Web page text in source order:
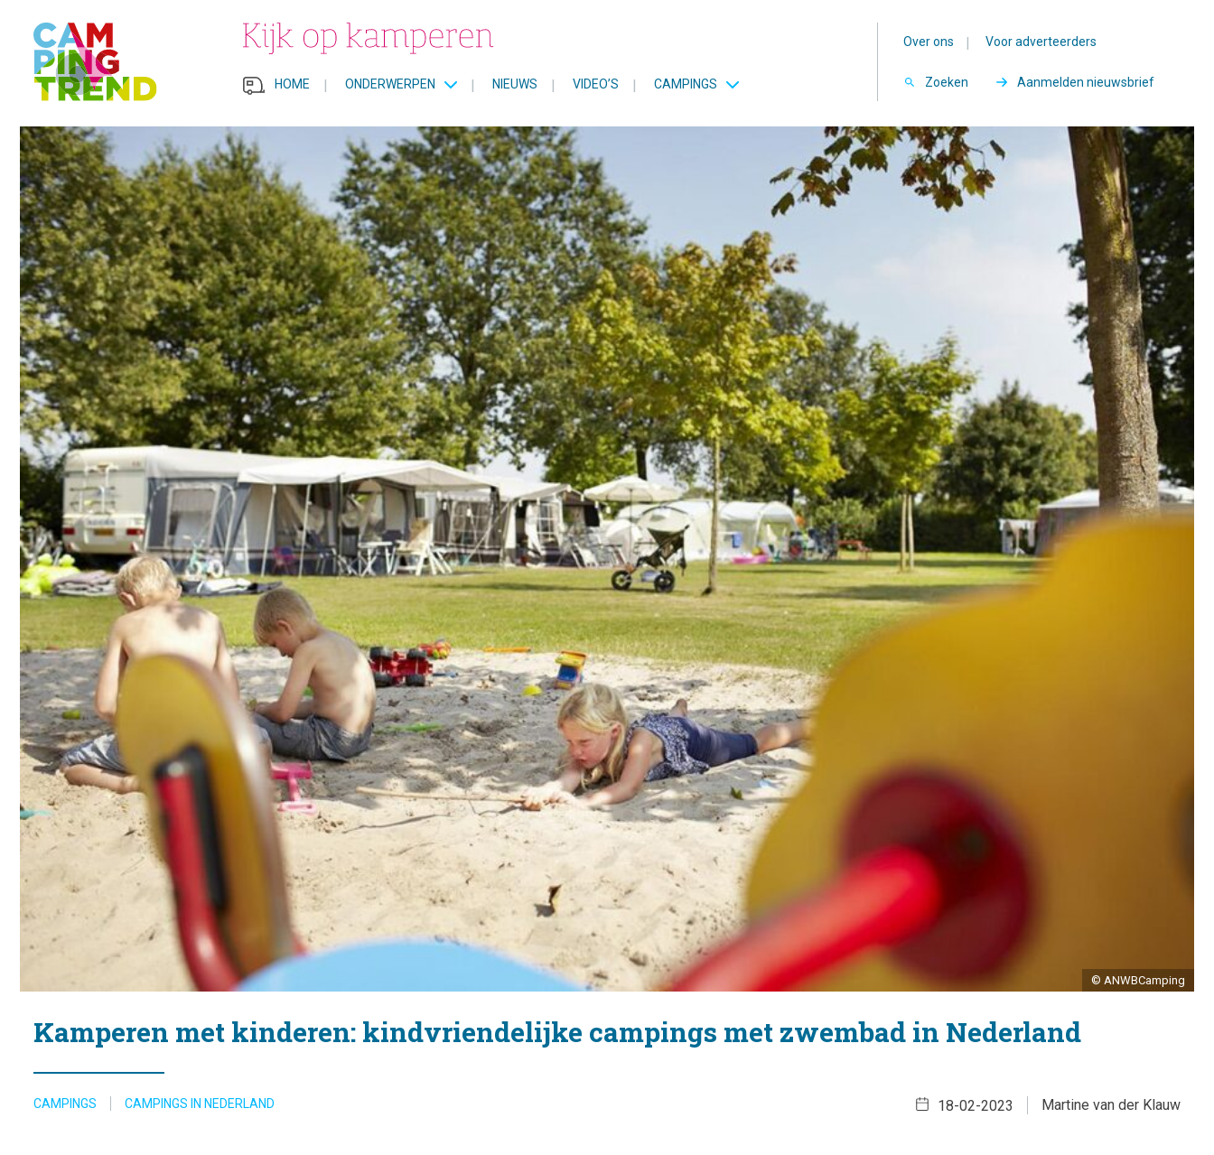
HOME | ONDERWERPEN | NIEUWS | VIDEO’S | CAMPINGS
Over ons | Voor adverteerders
Zoeken Aanmelden nieuwsbrief
© ANWBCamping
Kamperen met kinderen: kindvriendelijke campings met zwembad in Nederland
CAMPINGS CAMPINGS IN NEDERLAND Martine van der Klauw
18-02-2023